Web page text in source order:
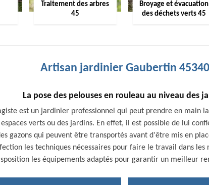
Traitement des arbres
45
Broyage et évacuation
des déchets verts 45
Artisan jardinier Gaubertin 45340
La pose des pelouses en rouleau au niveau des
est un jardinier professionnel qui peut prendre en main
verts ou des jardins. En effet, il est possible de lui
gazons qui peuvent être transportés avant d'être mis en
les techniques nécessaires pour faire le travail dans les
les équipements adaptés pour garantir un meilleur